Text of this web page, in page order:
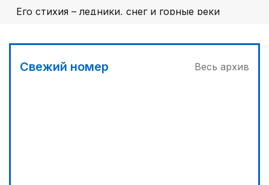
Его стихия – ледники, снег и горные реки
Челлендж в Вооруженных силах
01:40
Свежий номер Весь архив